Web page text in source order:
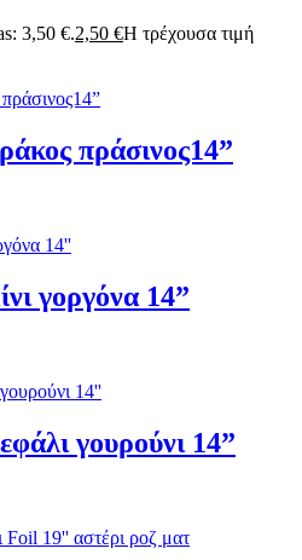
3,50 €.2,50 €Η τρέχουσα τιμή
πράσινος14”
γοργόνα 14”
γουρούνι 14”